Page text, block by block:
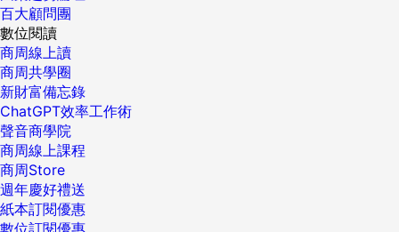
百大顧問團
數位閱讀
商周線上讀
商周共學圈
新財富備忘錄
ChatGPT效率工作術
聲音商學院
商周線上課程
商周Store
週年慶好禮送
紙本訂閱優惠
數位訂閱優惠